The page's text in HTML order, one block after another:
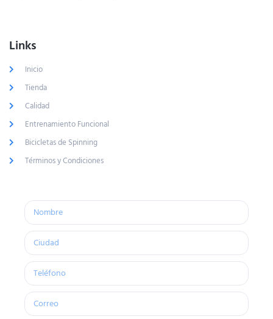
Links
Inicio
Tienda
Calidad
Entrenamiento Funcional
Bicicletas de Spinning
Términos y Condiciones